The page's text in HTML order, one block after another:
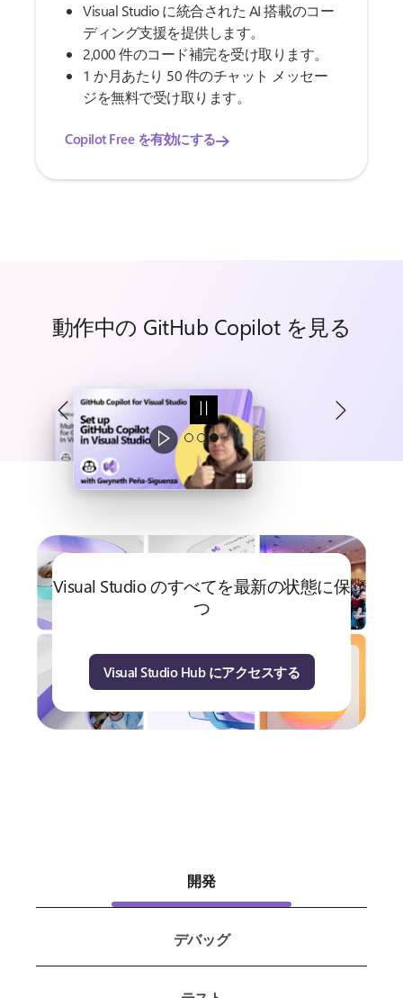
Visual Studio に統合された AI 搭載のコー
ディング支援を提供します。
2,000 件のコード補完を受け取ります。
1 か月あたり 50 件のチャット メッセー
ジを無料で受け取ります。
Copilot Free を有効にする
動作中の GitHub Copilot を見る
Visual Studio のすべてを最新の状態に保
つ
Visual Studio Hub にアクセスする
開発
デバッグ